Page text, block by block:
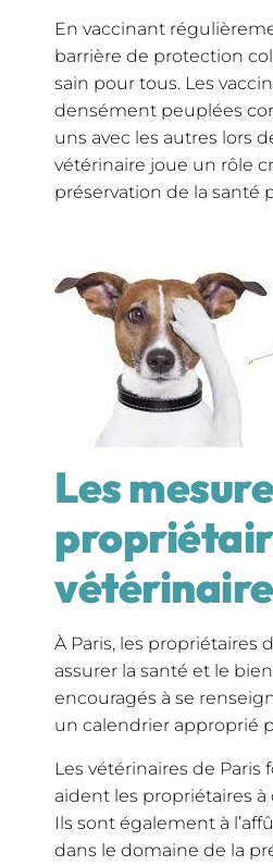
En vaccinant
barrière de protection
sain pour tous. Les
densément peuplées
uns avec les autres lors
vétérinaire joue un rôle
préservation de la santé
Les
À Paris, les propriétaires
assurer la santé et le
encouragés à se
un calendrier approprié
Les vétérinaires de
aident les propriétaires
Ils sont également à
dans le domaine de la